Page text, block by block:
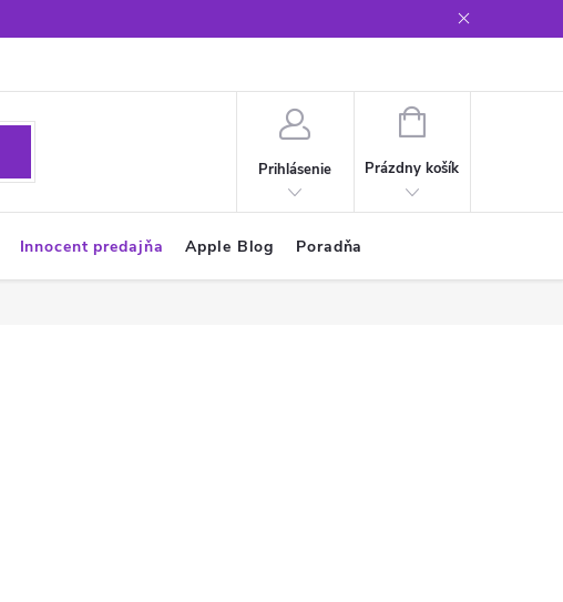
Prihlásenie
NÁKUPNÝ
Prázdny košík
Innocent predajňa Apple Blog Poradňa